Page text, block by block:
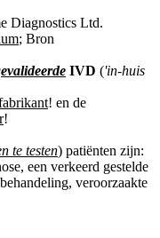
Diagnostics Ltd.
; Bron
IVD ('in-huis
! en de
!
te testen) patiënten zijn:
een verkeerd gestelde
veroorzaakte